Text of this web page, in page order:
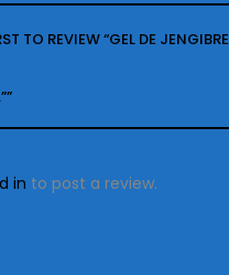
TO REVIEW “GEL DE JENGIBRE
in to post a review.